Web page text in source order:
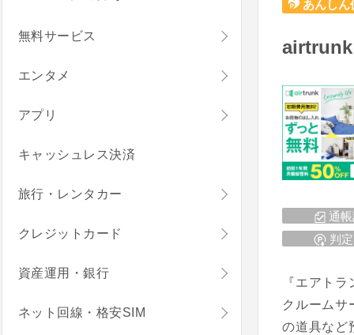
あんしん
通
判
『エアト
クルームサ
の道具など
無料サービス
エンタメ
アプリ
キャッシュレス決済
旅行・レンタカー
クレジットカード
資産運用・銀行
ネット回線・格安SIM